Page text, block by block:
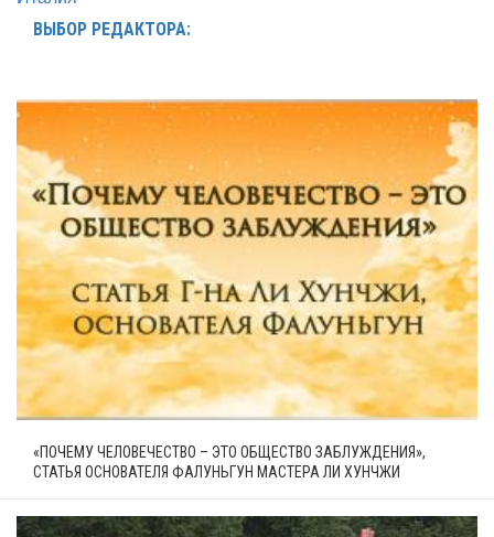
ВЫБОР РЕДАКТОРА:
«ПОЧЕМУ ЧЕЛОВЕЧЕСТВО – ЭТО ОБЩЕСТВО ЗАБЛУЖДЕНИЯ»,
СТАТЬЯ ОСНОВАТЕЛЯ ФАЛУНЬГУН МАСТЕРА ЛИ ХУНЧЖИ